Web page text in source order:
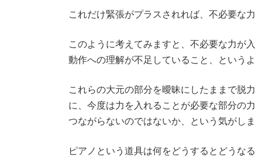
これだけ緊張がプラスされれば、不必要な
このように考えてみますと、不必要な力が
動作への理解が不足していること、という
これらの大元の部分を曖昧にしたままで脱
に、今度は力を入れることが必要な部分の
つながらないのではないか、という気がしま
ピアノという道具は何をどうするとどうな